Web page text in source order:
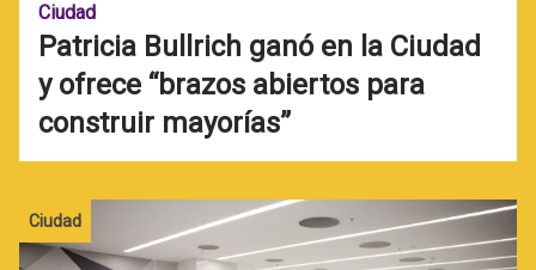
Ciudad
Patricia Bullrich ganó en la Ciudad
y ofrece “brazos abiertos para
construir mayorías”
Ciudad